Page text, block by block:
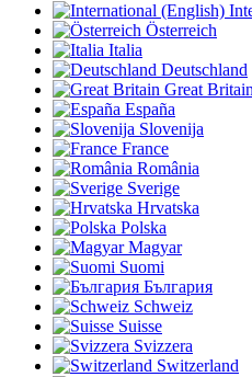
Österreich
Italia
Deutschland
Great Britain
España
Slovenija
France
România
Sverige
Hrvatska
Polska
Magyar
Suomi
България
Schweiz
Suisse
Svizzera
Switzerland